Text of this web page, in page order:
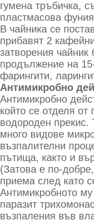
гумена тръбичка,
пластмасова
В чайника се
прибавят 2
затворения
продължение на
фарингити,
Антимикробно
Антимикробно
който се отделя
водороден прекис.
много видове
възпалителни
пътища, както и
(Затова е по-
приема след като
Антимикробното
паразит
възпаления във